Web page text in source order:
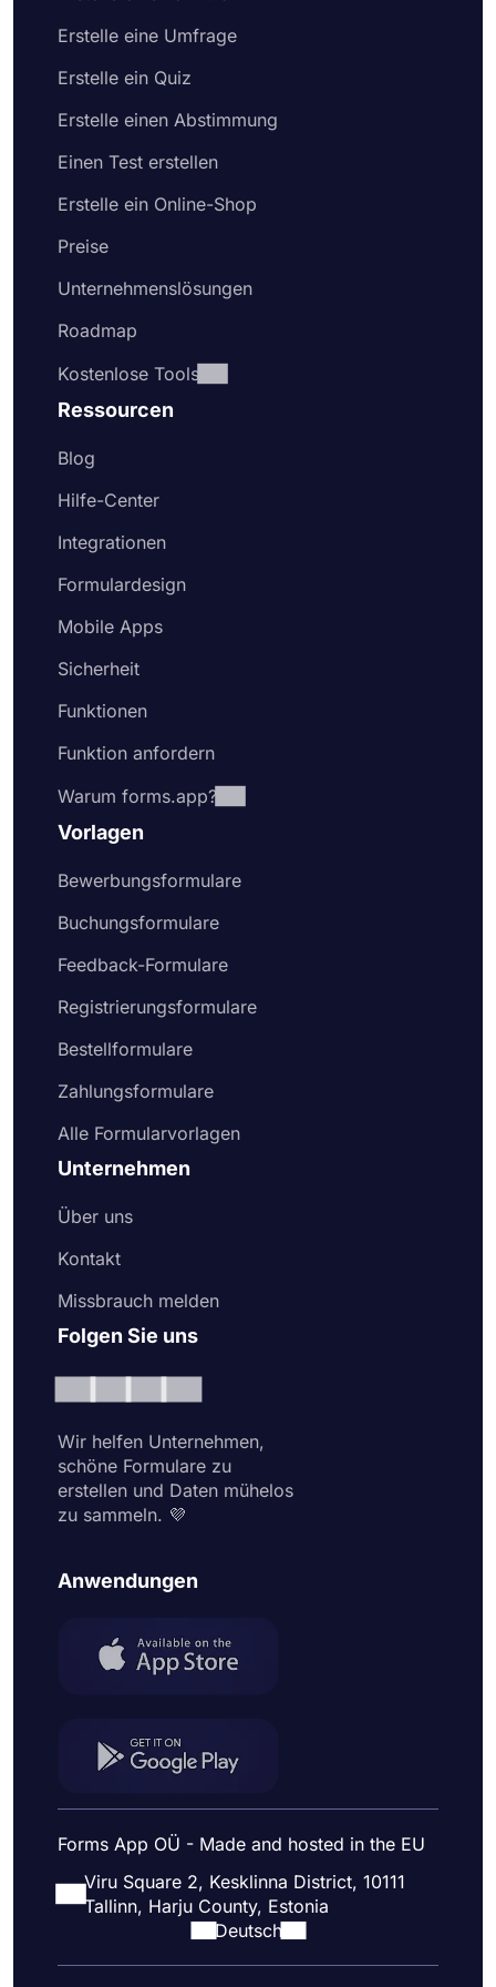
Erstelle eine Umfrage
Erstelle ein Quiz
Erstelle einen Abstimmung
Einen Test erstellen
Erstelle ein Online-Shop
Preise
Unternehmenslösungen
Roadmap
Kostenlose Tools
Ressourcen
Blog
Hilfe-Center
Integrationen
Formulardesign
Mobile Apps
Sicherheit
Funktionen
Funktion anfordern
Warum forms.app?
Vorlagen
Bewerbungsformulare
Buchungsformulare
Feedback-Formulare
Registrierungsformulare
Bestellformulare
Zahlungsformulare
Alle Formularvorlagen
Unternehmen
Über uns
Kontakt
Missbrauch melden
Folgen Sie uns
Wir helfen Unternehmen,
schöne Formulare zu
erstellen und Daten mühelos
zu sammeln. 💜
Anwendungen
Forms App OÜ - Made and hosted in the EU
Viru Square 2, Kesklinna District, 10111
Tallinn, Harju County, Estonia
Deutsch